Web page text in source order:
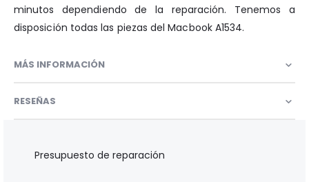
minutos dependiendo de la reparación. Tenemos a
disposición todas las piezas del Macbook A1534.
MÁS INFORMACIÓN
RESEÑAS
Presupuesto de reparación